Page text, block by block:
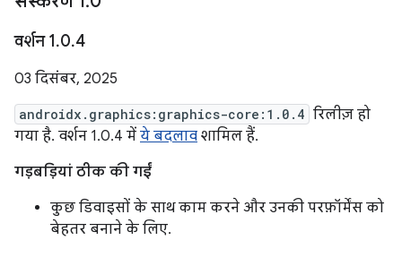
वर्शन 1.0.4
03 दिसंबर, 2025
androidx.graphics:graphics-core:1.0.4 रिलीज़ हो
गया है. वर्शन 1.0.4 में ये बदलाव शामिल हैं.
गड़बड़ियां ठीक की गईं
कुछ डिवाइसों के साथ काम करने और उनकी परफ़ॉर्मेंस को
बेहतर बनाने के लिए.